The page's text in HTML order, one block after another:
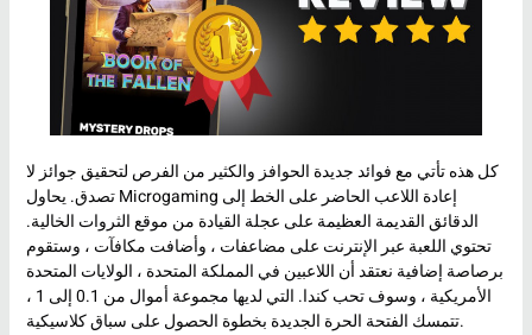
كل هذه تأتي مع فوائد جديدة الحوافز والكثير من الفرص لتحقيق جوائز لا
تصدق. يحاول Microgaming إعادة اللاعب الحاضر على الخط إلى
الدقائق القديمة العظيمة على عجلة القيادة من موقع الثروات الخالية.
تحتوي اللعبة عبر الإنترنت على مضاعفات ، وأضافت مكافآت ، وستقوم
برصاصة إضافية نعتقد أن اللاعبين في المملكة المتحدة ، الولايات المتحدة
الأمريكية ، وسوف تحب كندا. التي لديها مجموعة أموال من 0.1 إلى 1 ،
تتمسك الفتحة الحرة الجديدة بخطوة الحصول على سباق كلاسيكية.